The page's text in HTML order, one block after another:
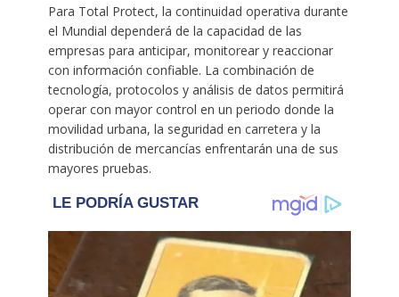
Para Total Protect, la continuidad operativa durante
el Mundial dependerá de la capacidad de las
empresas para anticipar, monitorear y reaccionar
con información confiable. La combinación de
tecnología, protocolos y análisis de datos permitirá
operar con mayor control en un periodo donde la
movilidad urbana, la seguridad en carretera y la
distribución de mercancías enfrentarán una de sus
mayores pruebas.